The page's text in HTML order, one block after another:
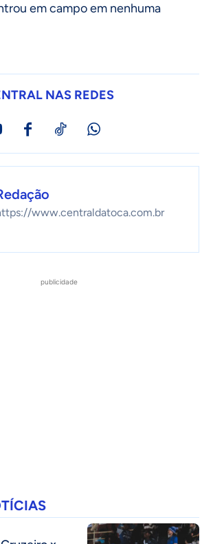
em campo em nenhuma
NAS REDES
www.centraldatoca.com.br
publicidade